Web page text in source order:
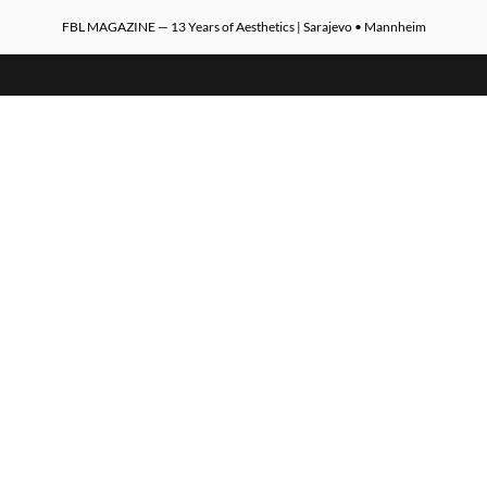
FBL MAGAZINE — 13 Years of Aesthetics | Sarajevo • Mannheim